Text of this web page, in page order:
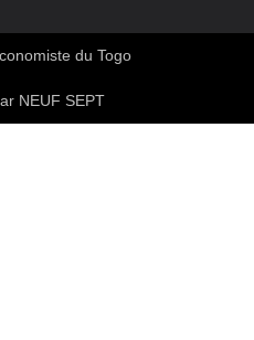
du Togo
NEUF SEPT